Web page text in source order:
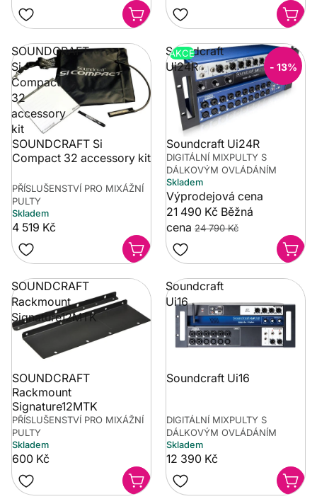
SOUNDCRAFT
Si
Compact
32
accessory
kit
SOUNDCRAFT Si
Compact 32 accessory kit
PŘÍSLUŠENSTVÍ PRO MIXÁŽNÍ
PULTY
Skladem
4 519 Kč
Soundcraft
Ui24R
AKCE
- 13%
Soundcraft Ui24R
DIGITÁLNÍ MIXPULTY S
DÁLKOVÝM OVLÁDÁNÍM
Skladem
Výprodejová cena
21 490 Kč Běžná
cena 24 790 Kč
SOUNDCRAFT
Rackmount
Signature12MTK
SOUNDCRAFT
Rackmount
Signature12MTK
PŘÍSLUŠENSTVÍ PRO MIXÁŽNÍ
PULTY
Skladem
600 Kč
Soundcraft
Ui16
Soundcraft Ui16
DIGITÁLNÍ MIXPULTY S
DÁLKOVÝM OVLÁDÁNÍM
Skladem
12 390 Kč